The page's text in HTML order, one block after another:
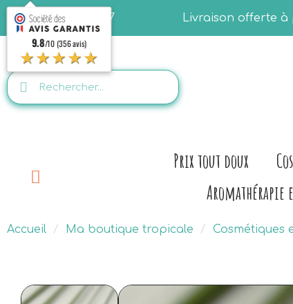
06.28.07.50.77 Livraison offerte
Prix tout doux
Accueil Ma boutique tropicale Cosmétiques
9.8/10 (356 avis)
★★★★★